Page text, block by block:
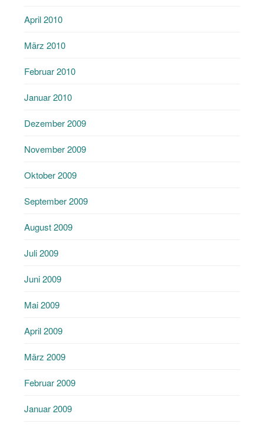
April 2010
März 2010
Februar 2010
Januar 2010
Dezember 2009
November 2009
Oktober 2009
September 2009
August 2009
Juli 2009
Juni 2009
Mai 2009
April 2009
März 2009
Februar 2009
Januar 2009